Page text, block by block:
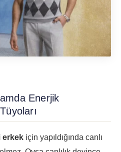
Enerjik
erkek için yapıldığında canlı